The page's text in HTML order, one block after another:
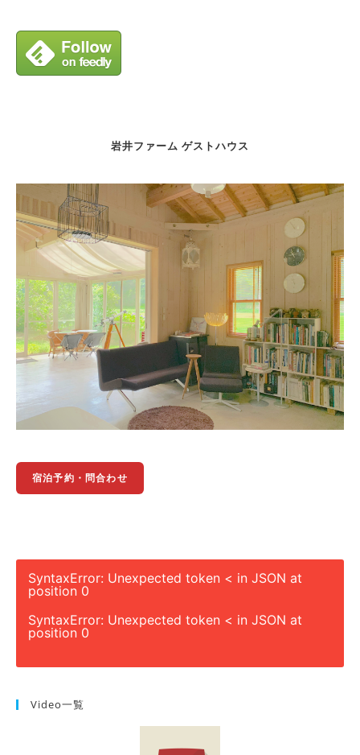
岩井ファーム ゲストハウス
宿泊予約・問合わせ
SyntaxError: Unexpected token < in JSON at
position 0
SyntaxError: Unexpected token < in JSON at
position 0
Video一覧